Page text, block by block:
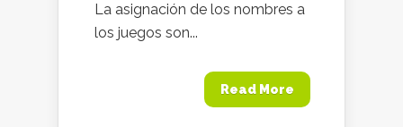
La asignación de los nombres a
los juegos son...
Read More